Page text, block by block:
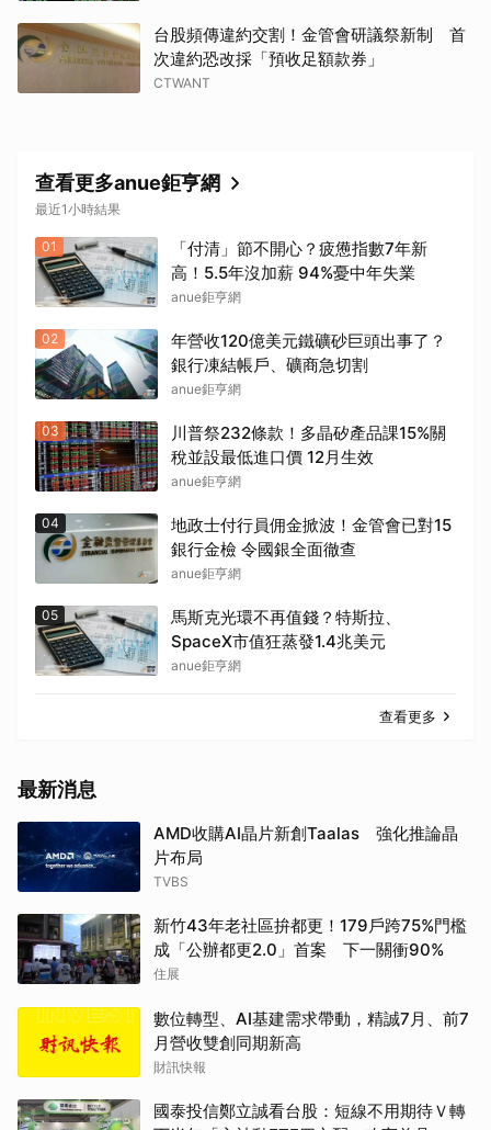
台股頻傳違約交割！金管會研議祭新制 首
次違約恐改採「預收足額款券」
CTWANT
查看更多anue鉅亨網
最近1小時結果
01
「付清」節不開心？疲憊指數7年新
高！5.5年沒加薪 94%憂中年失業
anue鉅亨網
02
年營收120億美元鐵礦砂巨頭出事了？
銀行凍結帳戶、礦商急切割
anue鉅亨網
03
川普祭232條款！多晶矽產品課15%關
稅並設最低進口價 12月生效
anue鉅亨網
04
地政士付行員佣金掀波！金管會已對15
銀行金檢 令國銀全面徹查
anue鉅亨網
05
馬斯克光環不再值錢？特斯拉、
SpaceX市值狂蒸發1.4兆美元
anue鉅亨網
查看更多
最新消息
AMD收購AI晶片新創Taalas 強化推論晶
片布局
TVBS
新竹43年老社區拚都更！179戶跨75%門檻
成「公辦都更2.0」首案 下一關衝90%
住展
數位轉型、AI基建需求帶動，精誠7月、前7
月營收雙創同期新高
財訊快報
國泰投信鄭立誠看台股：短線不用期待Ｖ轉
取消